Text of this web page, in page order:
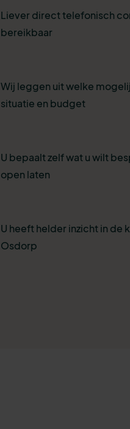
Liever direct telefonisch
bereikbaar
Wij leggen uit welke
situatie en budget
U bepaalt zelf wat u wilt
open laten
U heeft helder inzicht in de
Osdorp